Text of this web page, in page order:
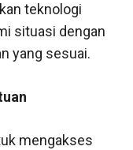
teknologi
situasi dengan
yang sesuai.
mengakses